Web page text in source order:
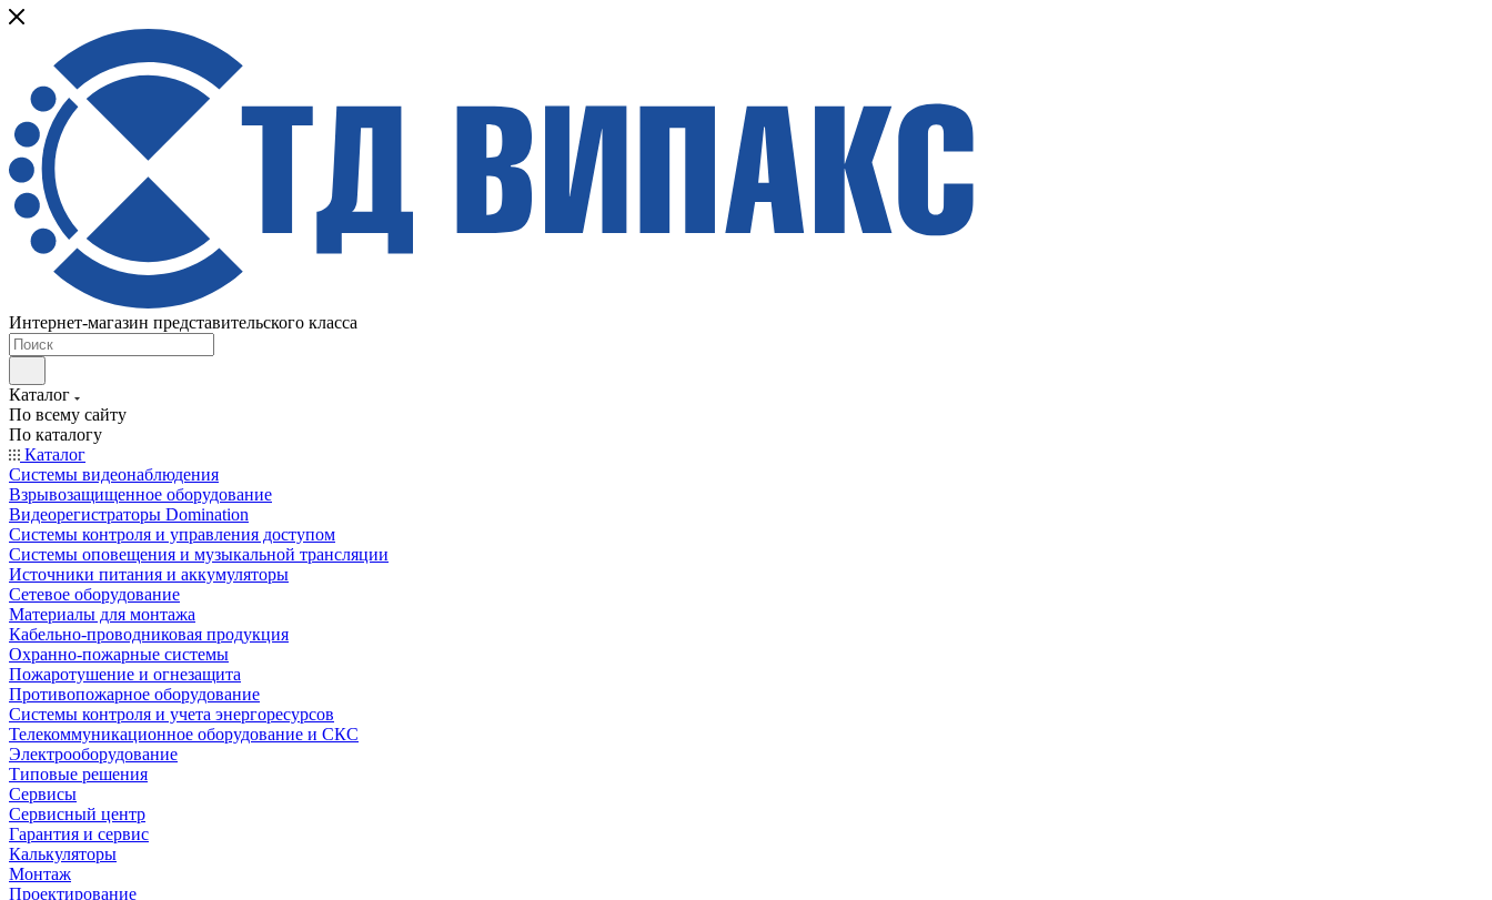
Интернет-магазин представительского класса
Каталог
По всему сайту
По каталогу
Каталог
Системы видеонаблюдения
Взрывозащищенное оборудование
Видеорегистраторы Domination
Системы контроля и управления доступом
Системы оповещения и музыкальной трансляции
Источники питания и аккумуляторы
Сетевое оборудование
Материалы для монтажа
Кабельно-проводниковая продукция
Охранно-пожарные системы
Пожаротушение и огнезащита
Противопожарное оборудование
Системы контроля и учета энергоресурсов
Телекоммуникационное оборудование и СКС
Электрооборудование
Типовые решения
Сервисы
Сервисный центр
Гарантия и сервис
Калькуляторы
Монтаж
Проектирование